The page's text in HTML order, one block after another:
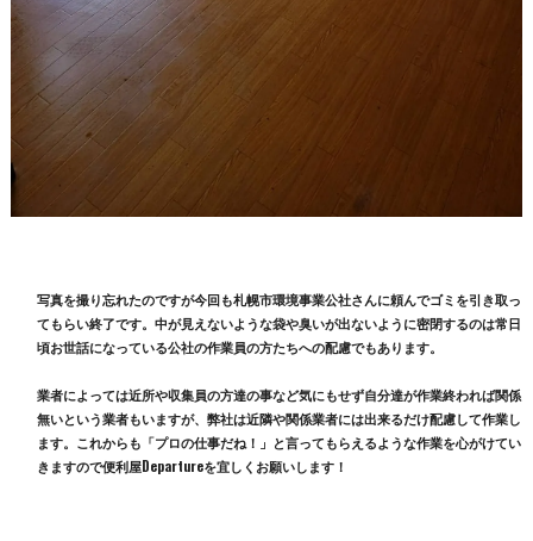
写真を撮り忘れたのですが今回も札幌市環境事業公社さんに頼んでゴミを引き取っ
てもらい終了です。中が見えないような袋や臭いが出ないように密閉するのは常日
頃お世話になっている公社の作業員の方たちへの配慮でもあります。
業者によっては近所や収集員の方達の事など気にもせず自分達が作業終われば関係
無いという業者もいますが、弊社は近隣や関係業者には出来るだけ配慮して作業し
ます。これからも「プロの仕事だね！」と言ってもらえるような作業を心がけてい
きますので便利屋Departureを宜しくお願いします！